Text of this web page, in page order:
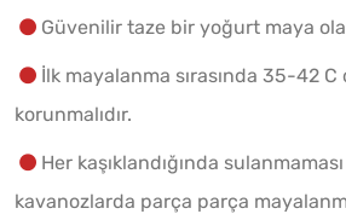
Güvenilir taze bir yoğurt maya
İlk mayalanma sırasında 35-42 C
korunmalıdır.
Her kaşıklandığında
kavanozlarda parça parça